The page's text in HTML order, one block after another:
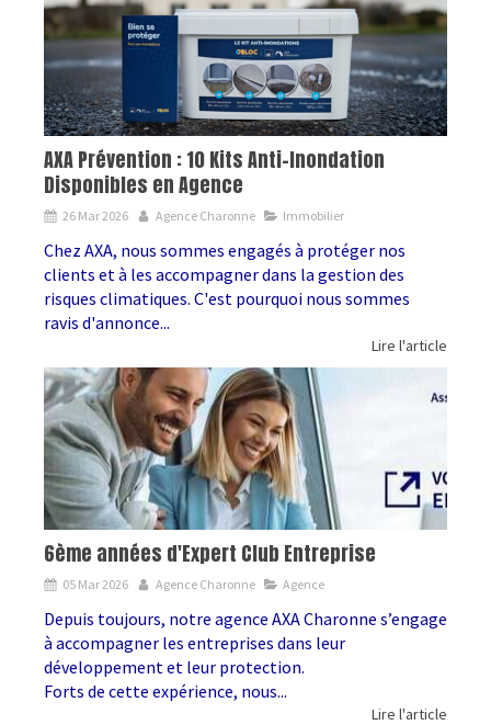
AXA Prévention : 10 Kits Anti-Inondation
Disponibles en Agence
26 Mar 2026 Agence Charonne Immobilier
Chez AXA, nous sommes engagés à protéger nos
clients et à les accompagner dans la gestion des
risques climatiques. C'est pourquoi nous sommes
ravis d'annonce...
Lire l'article
6ème années d'Expert Club Entreprise
05 Mar 2026 Agence Charonne Agence
Depuis toujours, notre agence AXA Charonne s’engage
à accompagner les entreprises dans leur
développement et leur protection.
Forts de cette expérience, nous...
Lire l'article